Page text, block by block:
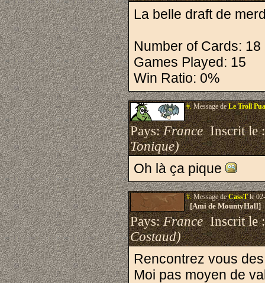
La belle draft de
Number of Cards: 18
Games Played: 15
Win Ratio: 0%
#.Message deLe Troll
Pays:FranceInscrit le
Tonique)
Oh là ça pique
#.Message deCassTle
[Ami de MountyHall]
Pays:FranceInscrit le
Costaud)
Rencontrez vous
Moi pas moyen de